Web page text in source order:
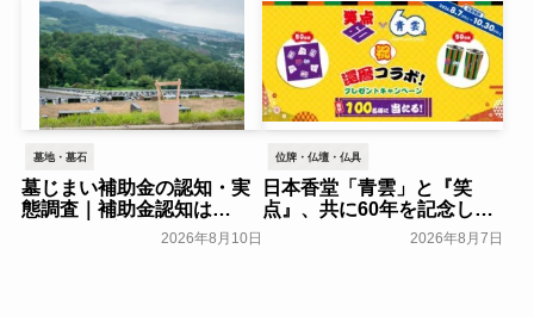
する意識調査～ライテック
～
一般公開
墓地・墓石
墓じまい補助金の認知・実
態調査｜補助金認知は
24.00％、実際の利用は
2.00％｜費用負担軽減策1位
2026年8月10日
位牌・仏壇・仏具
日本香堂「青雲」と『笑
点』、共に60年を記念した
初コラボ！オリジナルグッ
ズのプレゼントキャンペー
2026年8月7日